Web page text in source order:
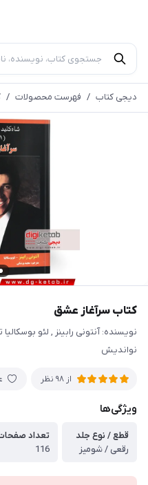
دیجی کتاب / فهرست محصولات /
کتاب سرآغاز عشق
نویسنده: آنتونی رابینز , لئو
نواندیش
از98 نظر
ویژگی‌ها
قطع / نوع جلد
رقعی / شومیز
تعداد
116